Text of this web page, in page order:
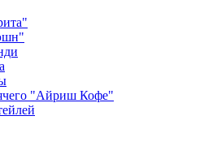
"Айриш Кофе"